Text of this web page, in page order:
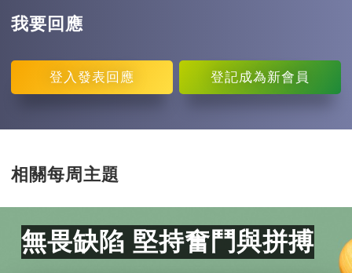
我要回應
登入 發表回應 登記成為新會員
相關每周主題
無畏缺陷 堅持奮鬥與拼搏